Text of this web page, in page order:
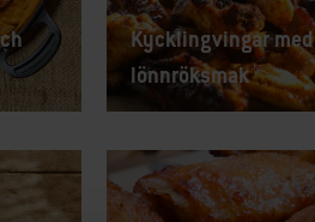
Kycklingvingar med
lönnröksmak